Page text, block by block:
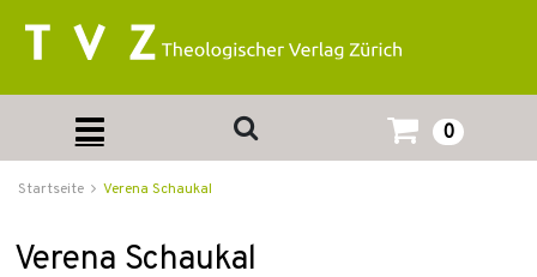
0
Startseite Verena Schaukal
Verena Schaukal